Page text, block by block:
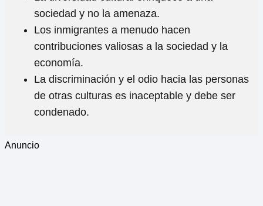
sociedad y no la amenaza.
Los inmigrantes a menudo hacen
contribuciones valiosas a la sociedad y la
economía.
La discriminación y el odio hacia las personas
de otras culturas es inaceptable y debe ser
condenado.
Anuncio